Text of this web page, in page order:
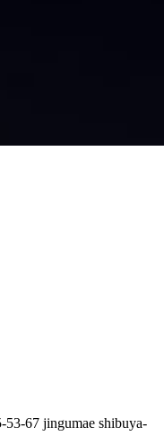
53-67 jingumae shibuya-